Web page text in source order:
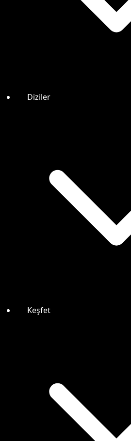
Diziler
Keşfet